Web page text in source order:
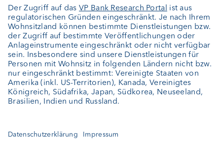
Jobs
News
Downloads
Kundenfeedback
Kontakt
Newsletter
Geschäftsbericht
Cookie-Einstellungen